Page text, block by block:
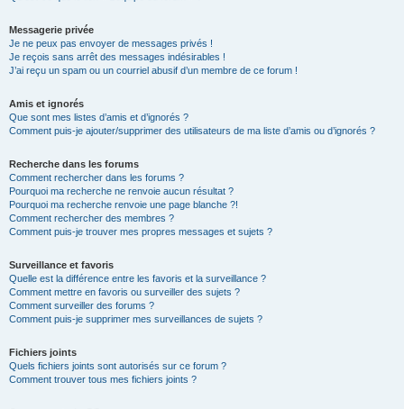
Messagerie privée
Je ne peux pas envoyer de messages privés !
Je reçois sans arrêt des messages indésirables !
J’ai reçu un spam ou un courriel abusif d’un membre de ce forum !
Amis et ignorés
Que sont mes listes d’amis et d’ignorés ?
Comment puis-je ajouter/supprimer des utilisateurs de ma liste d’amis ou d’ignorés ?
Recherche dans les forums
Comment rechercher dans les forums ?
Pourquoi ma recherche ne renvoie aucun résultat ?
Pourquoi ma recherche renvoie une page blanche ?!
Comment rechercher des membres ?
Comment puis-je trouver mes propres messages et sujets ?
Surveillance et favoris
Quelle est la différence entre les favoris et la surveillance ?
Comment mettre en favoris ou surveiller des sujets ?
Comment surveiller des forums ?
Comment puis-je supprimer mes surveillances de sujets ?
Fichiers joints
Quels fichiers joints sont autorisés sur ce forum ?
Comment trouver tous mes fichiers joints ?